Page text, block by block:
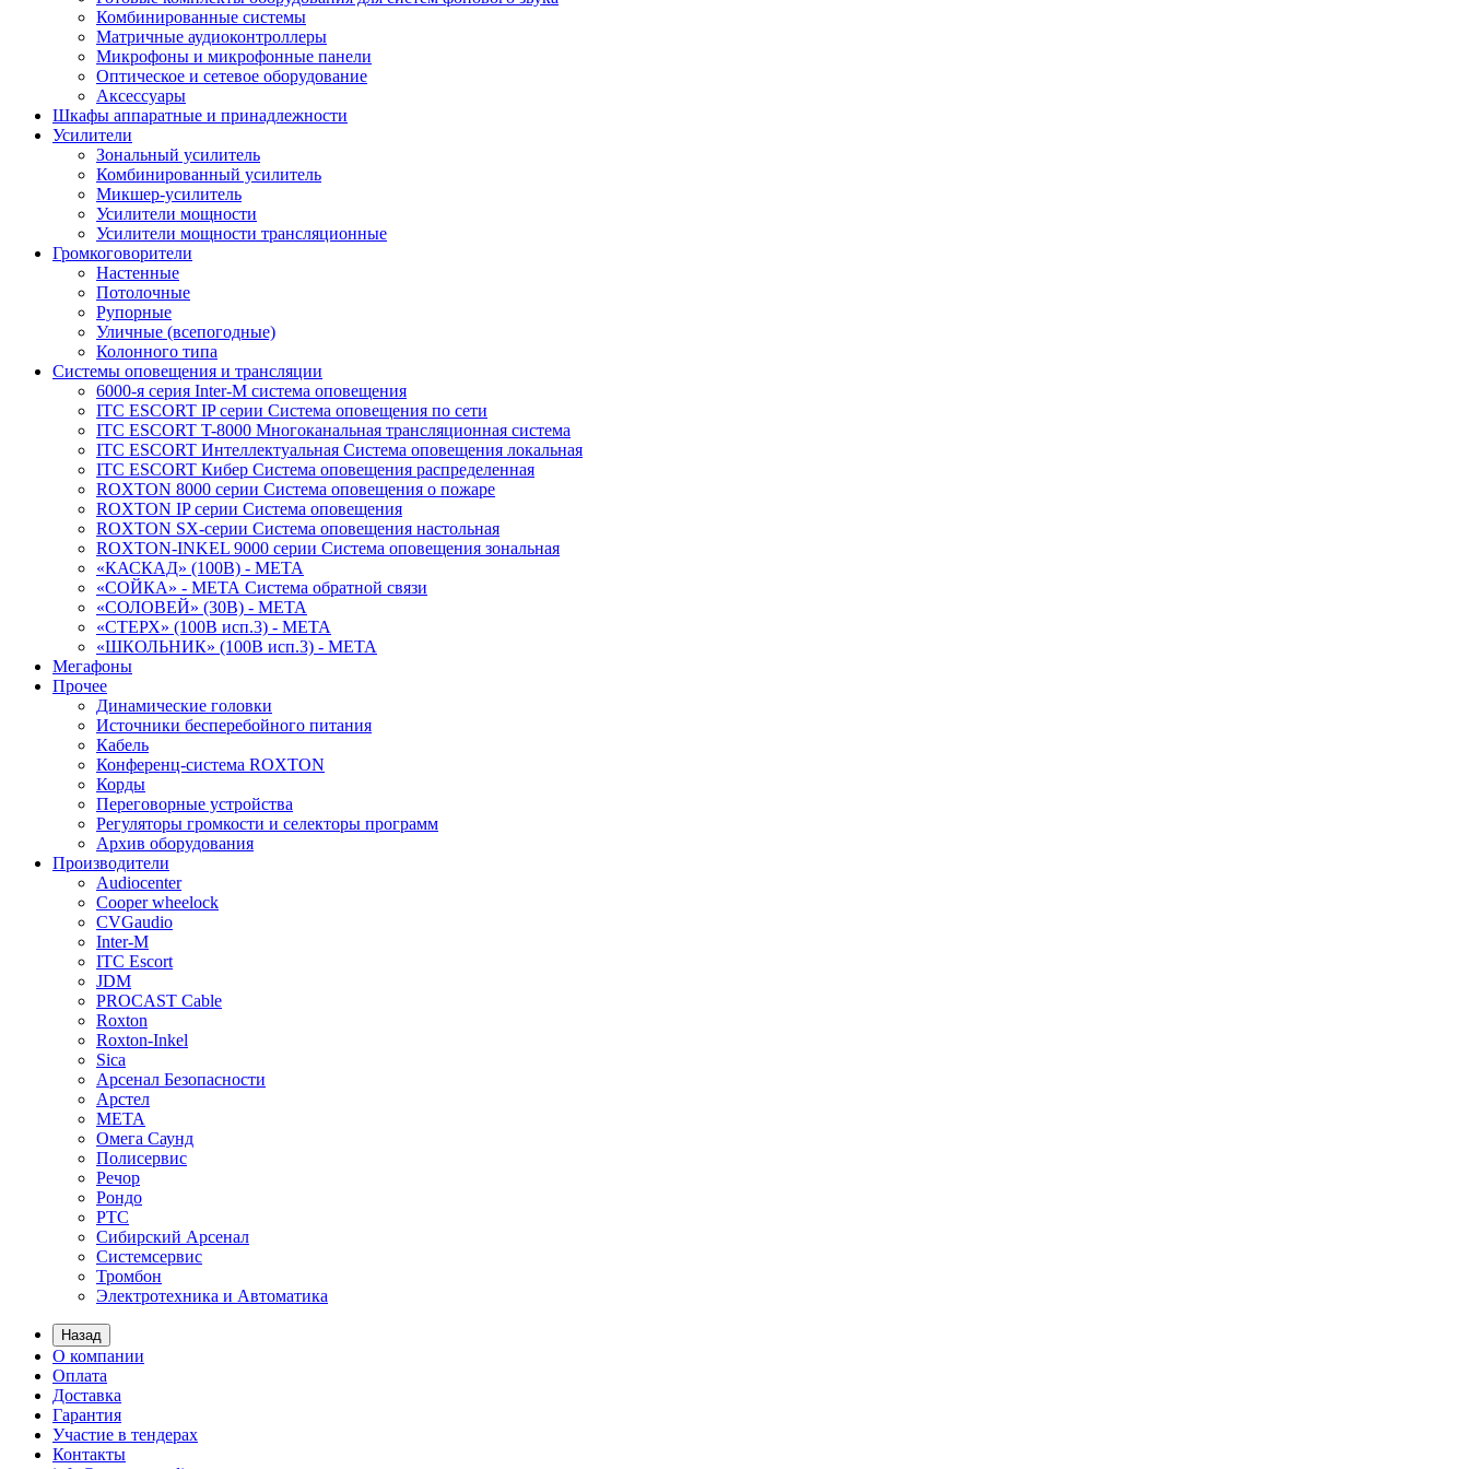
Комбинированные системы
Матричные аудиоконтроллеры
Микрофоны и микрофонные панели
Оптическое и сетевое оборудование
Аксессуары
Шкафы аппаратные и принадлежности
Усилители
Зональный усилитель
Комбинированный усилитель
Микшер-усилитель
Усилители мощности
Усилители мощности трансляционные
Громкоговорители
Настенные
Потолочные
Рупорные
Уличные (всепогодные)
Колонного типа
Системы оповещения и трансляции
6000-я серия Inter-M система оповещения
ITC ESCORT IP серии Система оповещения по сети
ITC ESCORT T-8000 Многоканальная трансляционная система
ITC ESCORT Интеллектуальная Система оповещения локальная
ITC ESCORT Кибер Система оповещения распределенная
ROXTON 8000 серии Система оповещения о пожаре
ROXTON IP серии Система оповещения
ROXTON SX-серии Система оповещения настольная
ROXTON-INKEL 9000 серии Система оповещения зональная
«КАСКАД» (100В) - МЕТА
«СОЙКА» - МЕТА Система обратной связи
«СОЛОВЕЙ» (30В) - МЕТА
«СТЕРХ» (100В исп.3) - МЕТА
«ШКОЛЬНИК» (100В исп.3) - МЕТА
Мегафоны
Прочее
Динамические головки
Источники бесперебойного питания
Кабель
Конференц-система ROXTON
Корды
Переговорные устройства
Регуляторы громкости и селекторы программ
Архив оборудования
Производители
Audiocenter
Cooper wheelock
CVGaudio
Inter-M
ITC Escort
JDM
PROCAST Cable
Roxton
Roxton-Inkel
Sica
Арсенал Безопасности
Арстел
МЕТА
Омега Саунд
Полисервис
Речор
Рондо
РТС
Сибирский Арсенал
Системсервис
Тромбон
Электротехника и Автоматика
Назад
О компании
Оплата
Доставка
Гарантия
Участие в тендерах
Контакты